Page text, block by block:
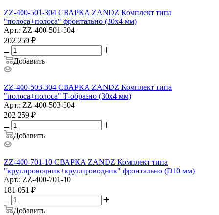
ZZ-400-501-304 СВАРКА ZANDZ Комплект типа
"полоса+полоса" фронтально (30х4 мм)
Арт.: ZZ-400-501-304
202 259 ₽
Добавить
ZZ-400-503-304 СВАРКА ZANDZ Комплект типа
"полоса+полоса" Т-образно (30х4 мм)
Арт.: ZZ-400-503-304
202 259 ₽
Добавить
ZZ-400-701-10 СВАРКА ZANDZ Комплект типа
"круг.проводник+круг.проводник" фронтально (D10 мм)
Арт.: ZZ-400-701-10
181 051 ₽
Добавить